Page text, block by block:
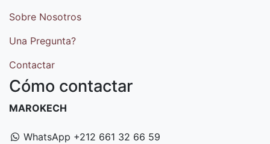
Sobre Nosotros
Una Pregunta?
Contactar
Cómo contactar
MAROKECH
WhatsApp +212 661 32 66 59